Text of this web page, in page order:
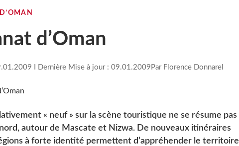
d’Oman
I Dernière Mise à jour : 09.01.2009 Par Florence Donnarel
« neuf » sur la scène touristique ne se résume pas
autour de Mascate et Nizwa. De nouveaux itinéraires
à forte identité permettent d’appréhender le territoire